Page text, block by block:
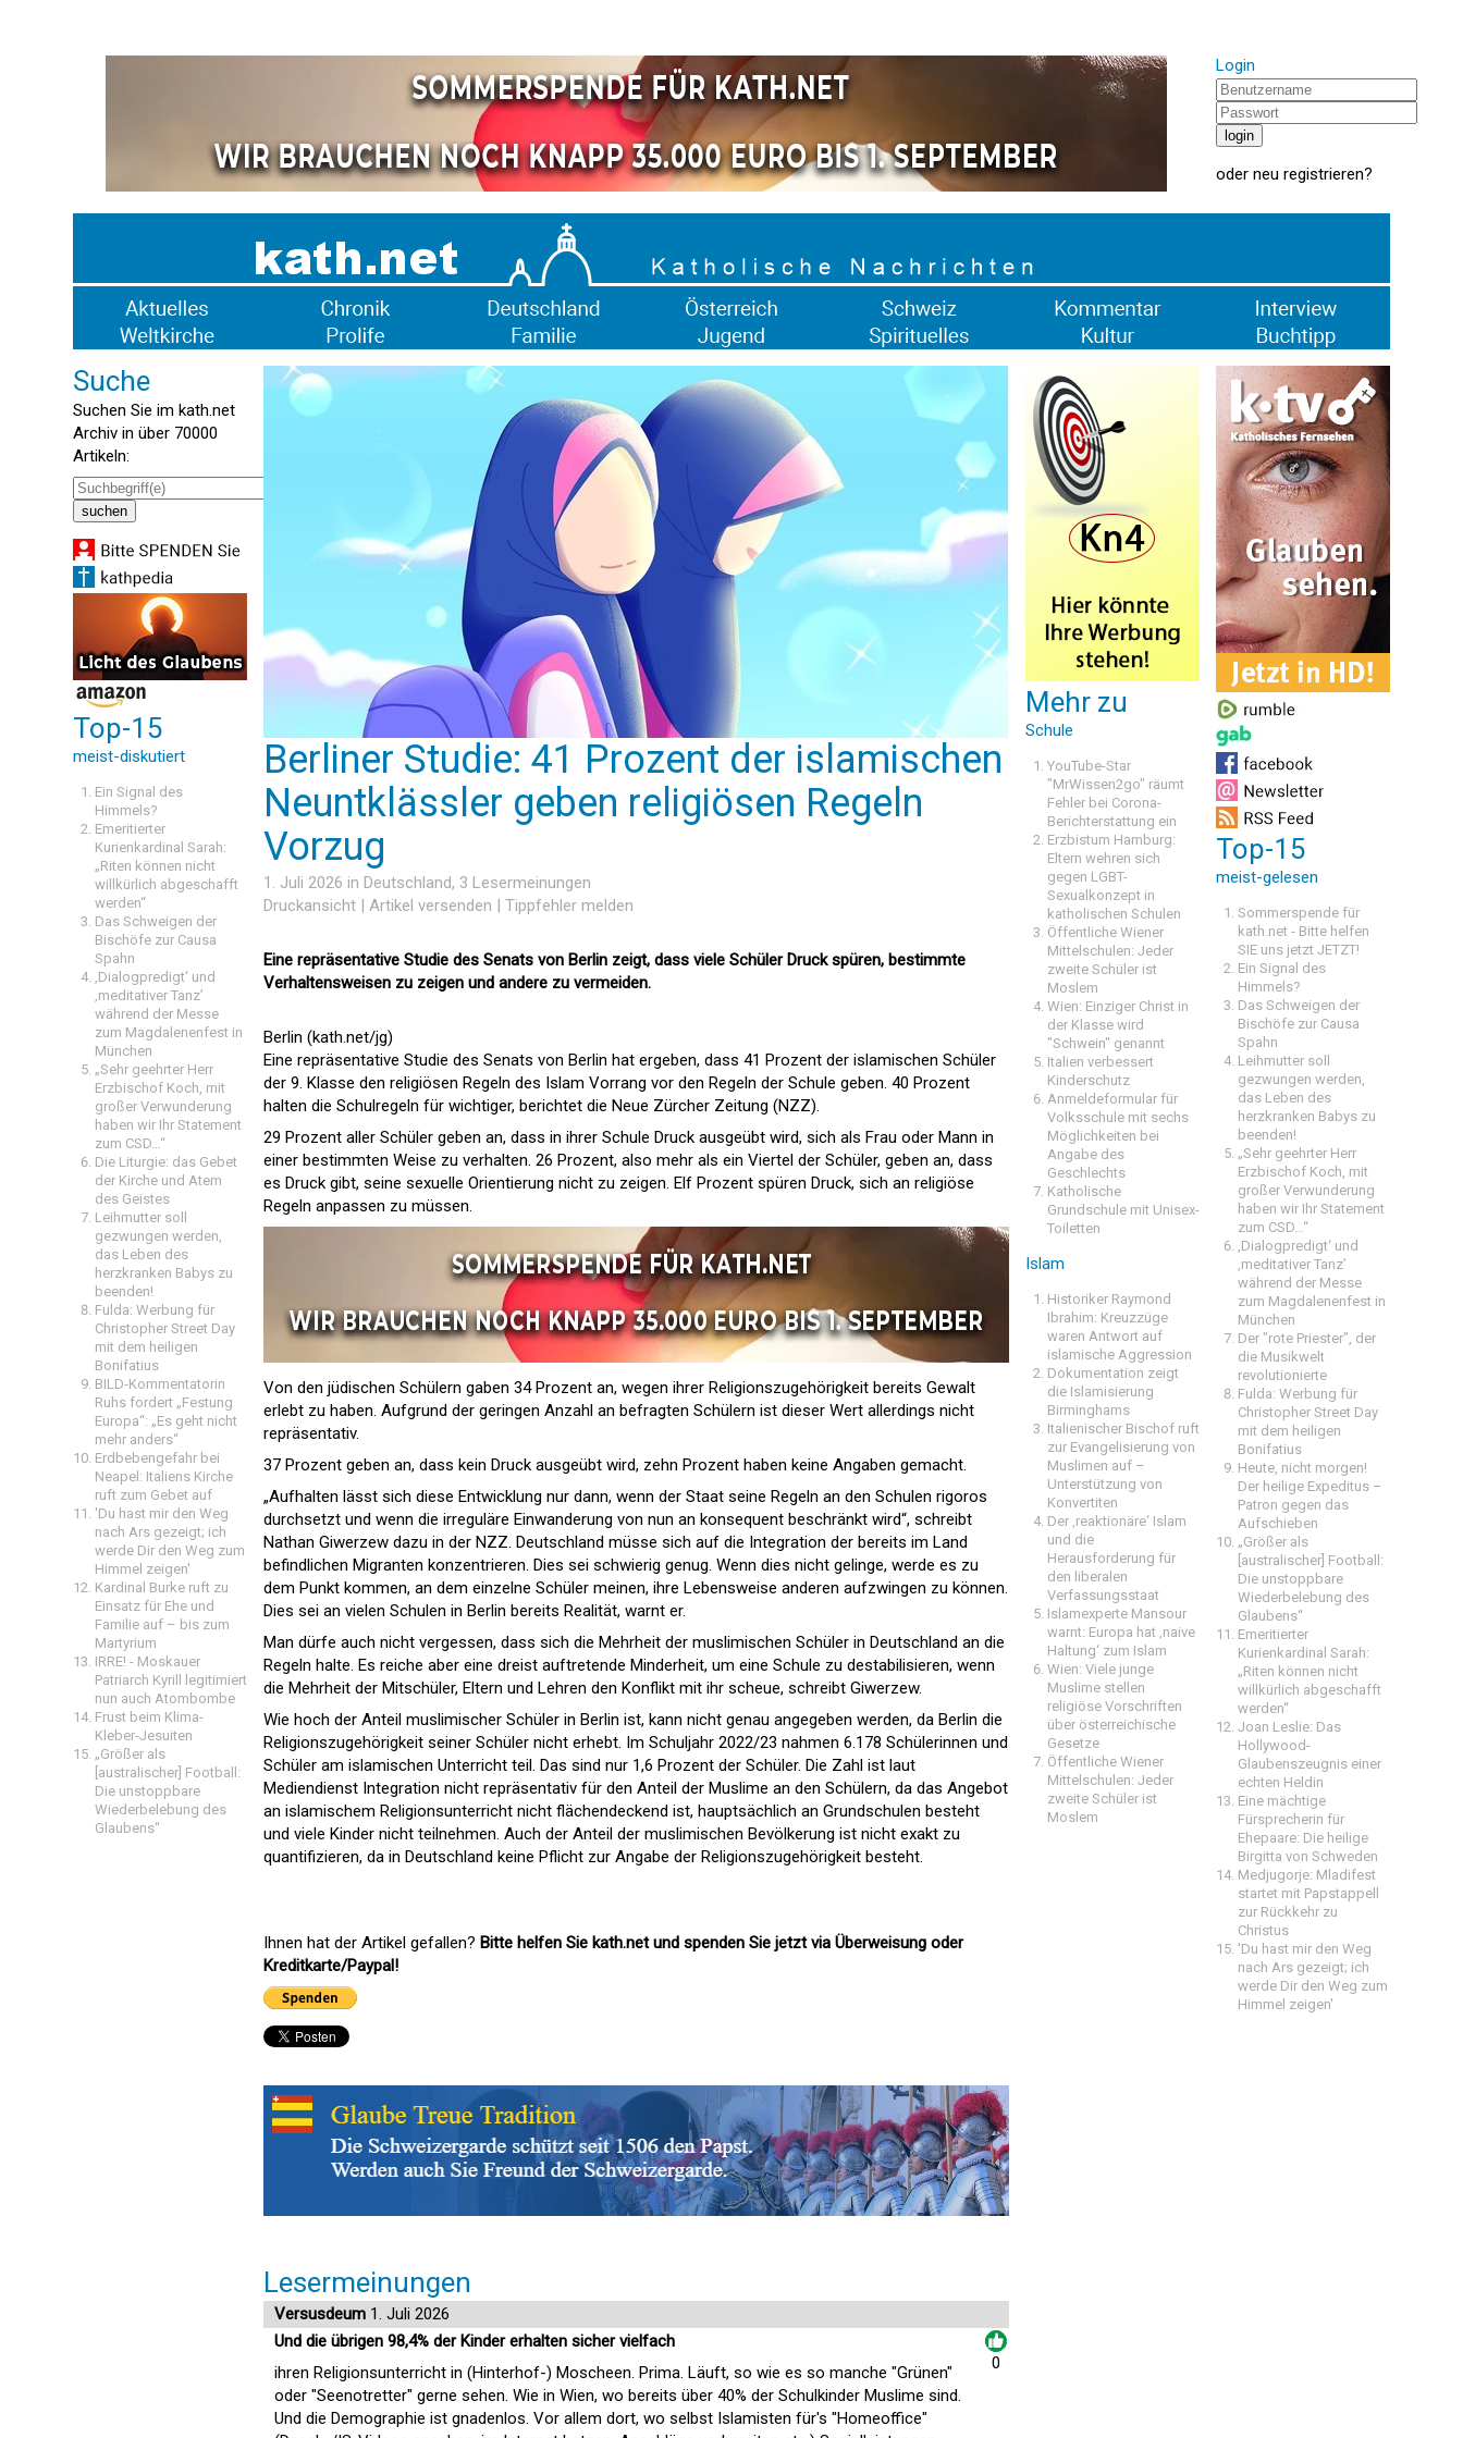
Login
oder neu registrieren?
Suche
Suchen Sie im kath.net
Archiv in über 70000
Artikeln:
Top-15
meist-diskutiert
Ein Signal des
Himmels?
Emeritierter
Kurienkardinal Sarah:
„Riten können nicht
willkürlich abgeschafft
werden“
Das Schweigen der
Bischöfe zur Causa
Spahn
‚Dialogpredigt‘ und
‚meditativer Tanz’
während der Messe
zum Magdalenenfest in
München
„Sehr geehrter Herr
Erzbischof Koch, mit
großer Verwunderung
haben wir Ihr Statement
zum CSD…“
Die Liturgie: das Gebet
der Kirche und Atem
des Geistes
Leihmutter soll
gezwungen werden,
das Leben des
herzkranken Babys zu
beenden!
Fulda: Werbung für
Christopher Street Day
mit dem heiligen
Bonifatius
BILD-Kommentatorin
Ruhs fordert „Festung
Europa“: „Es geht nicht
mehr anders“
Erdbebengefahr bei
Neapel: Italiens Kirche
ruft zum Gebet auf
'Du hast mir den Weg
nach Ars gezeigt; ich
werde Dir den Weg zum
Himmel zeigen'
Kardinal Burke ruft zu
Einsatz für Ehe und
Familie auf – bis zum
Martyrium
IRRE! - Moskauer
Patriarch Kyrill legitimiert
nun auch Atombombe
Frust beim Klima-
Kleber-Jesuiten
„Größer als
[australischer] Football:
Die unstoppbare
Wiederbelebung des
Glaubens“
Berliner Studie: 41 Prozent der islamischen
Neuntklässler geben religiösen Regeln
Vorzug
1. Juli 2026 in Deutschland, 3 Lesermeinungen
Druckansicht | Artikel versenden | Tippfehler melden
Eine repräsentative Studie des Senats von Berlin zeigt, dass viele Schüler Druck spüren, bestimmte
Verhaltensweisen zu zeigen und andere zu vermeiden.
Berlin (kath.net/jg)
Eine repräsentative Studie des Senats von Berlin hat ergeben, dass 41 Prozent der islamischen Schüler
der 9. Klasse den religiösen Regeln des Islam Vorrang vor den Regeln der Schule geben. 40 Prozent
halten die Schulregeln für wichtiger, berichtet die Neue Zürcher Zeitung (NZZ).
29 Prozent aller Schüler geben an, dass in ihrer Schule Druck ausgeübt wird, sich als Frau oder Mann in
einer bestimmten Weise zu verhalten. 26 Prozent, also mehr als ein Viertel der Schüler, geben an, dass
es Druck gibt, seine sexuelle Orientierung nicht zu zeigen. Elf Prozent spüren Druck, sich an religiöse
Regeln anpassen zu müssen.
Von den jüdischen Schülern gaben 34 Prozent an, wegen ihrer Religionszugehörigkeit bereits Gewalt
erlebt zu haben. Aufgrund der geringen Anzahl an befragten Schülern ist dieser Wert allerdings nicht
repräsentativ.
37 Prozent geben an, dass kein Druck ausgeübt wird, zehn Prozent haben keine Angaben gemacht.
„Aufhalten lässt sich diese Entwicklung nur dann, wenn der Staat seine Regeln an den Schulen rigoros
durchsetzt und wenn die irreguläre Einwanderung von nun an konsequent beschränkt wird“, schreibt
Nathan Giwerzew dazu in der NZZ. Deutschland müsse sich auf die Integration der bereits im Land
befindlichen Migranten konzentrieren. Dies sei schwierig genug. Wenn dies nicht gelinge, werde es zu
dem Punkt kommen, an dem einzelne Schüler meinen, ihre Lebensweise anderen aufzwingen zu können.
Dies sei an vielen Schulen in Berlin bereits Realität, warnt er.
Man dürfe auch nicht vergessen, dass sich die Mehrheit der muslimischen Schüler in Deutschland an die
Regeln halte. Es reiche aber eine dreist auftretende Minderheit, um eine Schule zu destabilisieren, wenn
die Mehrheit der Mitschüler, Eltern und Lehren den Konflikt mit ihr scheue, schreibt Giwerzew.
Wie hoch der Anteil muslimischer Schüler in Berlin ist, kann nicht genau angegeben werden, da Berlin die
Religionszugehörigkeit seiner Schüler nicht erhebt. Im Schuljahr 2022/23 nahmen 6.178 Schülerinnen und
Schüler am islamischen Unterricht teil. Das sind nur 1,6 Prozent der Schüler. Die Zahl ist laut
Mediendienst Integration nicht repräsentativ für den Anteil der Muslime an den Schülern, da das Angebot
an islamischem Religionsunterricht nicht flächendeckend ist, hauptsächlich an Grundschulen besteht
und viele Kinder nicht teilnehmen. Auch der Anteil der muslimischen Bevölkerung ist nicht exakt zu
quantifizieren, da in Deutschland keine Pflicht zur Angabe der Religionszugehörigkeit besteht.
Ihnen hat der Artikel gefallen? Bitte helfen Sie kath.net und spenden Sie jetzt via Überweisung oder
Kreditkarte/Paypal!
Lesermeinungen
Versusdeum 1. Juli 2026
Und die übrigen 98,4% der Kinder erhalten sicher vielfach
ihren Religionsunterricht in (Hinterhof-) Moscheen. Prima. Läuft, so wie es so manche "Grünen"
oder "Seenotretter" gerne sehen. Wie in Wien, wo bereits über 40% der Schulkinder Muslime sind.
Und die Demographie ist gnadenlos. Vor allem dort, wo selbst Islamisten für's "Homeoffice"
0
Mehr zu
Schule
YouTube-Star
"MrWissen2go" räumt
Fehler bei Corona-
Berichterstattung ein
Erzbistum Hamburg:
Eltern wehren sich
gegen LGBT-
Sexualkonzept in
katholischen Schulen
Öffentliche Wiener
Mittelschulen: Jeder
zweite Schüler ist
Moslem
Wien: Einziger Christ in
der Klasse wird
"Schwein" genannt
Italien verbessert
Kinderschutz
Anmeldeformular für
Volksschule mit sechs
Möglichkeiten bei
Angabe des
Geschlechts
Katholische
Grundschule mit Unisex-
Toiletten
Islam
Historiker Raymond
Ibrahim: Kreuzzüge
waren Antwort auf
islamische Aggression
Dokumentation zeigt
die Islamisierung
Birminghams
Italienischer Bischof ruft
zur Evangelisierung von
Muslimen auf –
Unterstützung von
Konvertiten
Der ‚reaktionäre‘ Islam
und die
Herausforderung für
den liberalen
Verfassungsstaat
Islamexperte Mansour
warnt: Europa hat ‚naive
Haltung‘ zum Islam
Wien: Viele junge
Muslime stellen
religiöse Vorschriften
über österreichische
Gesetze
Öffentliche Wiener
Mittelschulen: Jeder
zweite Schüler ist
Moslem
Top-15
meist-gelesen
Sommerspende für
kath.net - Bitte helfen
SIE uns jetzt JETZT!
Ein Signal des
Himmels?
Das Schweigen der
Bischöfe zur Causa
Spahn
Leihmutter soll
gezwungen werden,
das Leben des
herzkranken Babys zu
beenden!
„Sehr geehrter Herr
Erzbischof Koch, mit
großer Verwunderung
haben wir Ihr Statement
zum CSD…“
‚Dialogpredigt‘ und
‚meditativer Tanz’
während der Messe
zum Magdalenenfest in
München
Der "rote Priester", der
die Musikwelt
revolutionierte
Fulda: Werbung für
Christopher Street Day
mit dem heiligen
Bonifatius
Heute, nicht morgen!
Der heilige Expeditus –
Patron gegen das
Aufschieben
„Größer als
[australischer] Football:
Die unstoppbare
Wiederbelebung des
Glaubens“
Emeritierter
Kurienkardinal Sarah:
„Riten können nicht
willkürlich abgeschafft
werden“
Joan Leslie: Das
Hollywood-
Glaubenszeugnis einer
echten Heldin
Eine mächtige
Fürsprecherin für
Ehepaare: Die heilige
Birgitta von Schweden
Medjugorje: Mladifest
startet mit Papstappell
zur Rückkehr zu
Christus
'Du hast mir den Weg
nach Ars gezeigt; ich
werde Dir den Weg zum
Himmel zeigen'